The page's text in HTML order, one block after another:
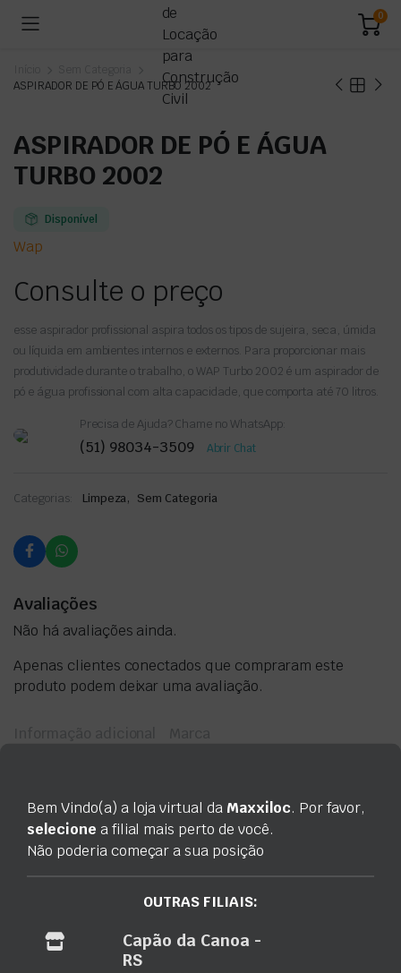
0
ASPIRADOR DE PÓ E ÁGUA TURBO 2002
ASPIRADOR DE PÓ E ÁGUA
TURBO 2002
Disponível
Wap
Consulte o preço
esse aspirador profissional aspira todos os tipos de sujeira, seca, úmida
ou líquida em ambientes internos e externos. Para proporcionar mais
produtividade durante o trabalho, o WAP Turbo 2002 é um aspirador de
pó e água profissional com alta capacidade, que comporta até 70 litros.
Precisa de Ajuda? Chame no WhatsApp:
(51) 98034-3509 Abrir Chat
Categorias: Limpeza, Sem Categoria
Avaliações
Não há avaliações ainda.
Apenas clientes conectados que compraram este
produto podem deixar uma avaliação.
Diário, Semanal, Mensal, Quinzenal
Marca
Bem Vindo(a) a loja virtual da Maxxiloc. Por favor,
selecione a filial mais perto de você.
Não poderia começar a sua posição
OUTRAS FILIAIS:
Capão da Canoa -
RS